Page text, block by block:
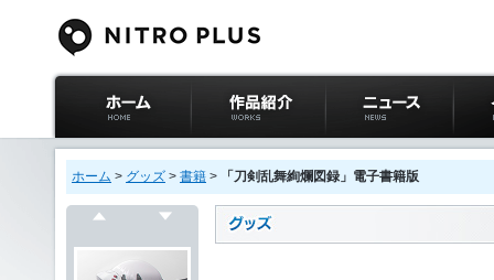
ニトロプラス公式
サイト ホーム
作品紹介 ニュース イベ
ホーム > グッズ > 書籍 > 「刀剣乱舞絢爛図録」電子書籍版